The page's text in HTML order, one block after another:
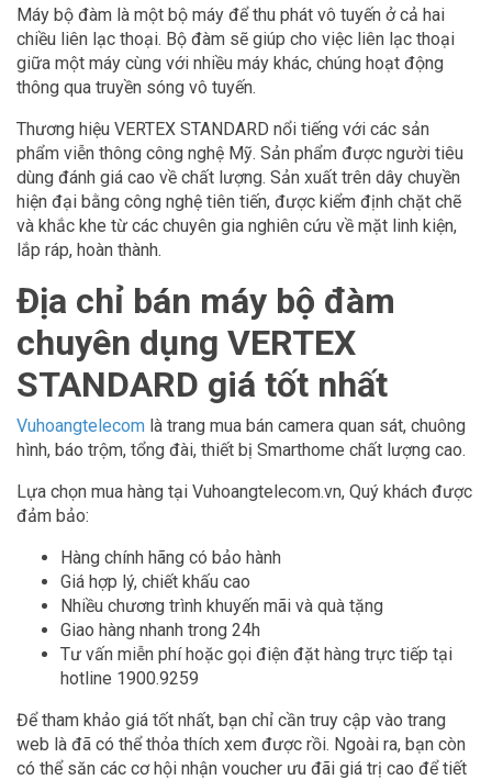
Máy bộ đàm là một bộ máy để thu phát vô tuyến ở cả hai
chiều liên lạc thoại. Bộ đàm sẽ giúp cho việc liên lạc thoại
giữa một máy cùng với nhiều máy khác, chúng hoạt động
thông qua truyền sóng vô tuyến.
Thương hiệu VERTEX STANDARD nổi tiếng với các sản
phẩm viễn thông công nghệ Mỹ. Sản phẩm được người tiêu
dùng đánh giá cao về chất lượng. Sản xuất trên dây chuyền
hiện đại bằng công nghệ tiên tiến, được kiểm định chặt chẽ
và khắc khe từ các chuyên gia nghiên cứu về mặt linh kiện,
lắp ráp, hoàn thành.
Địa chỉ bán máy bộ đàm
chuyên dụng VERTEX
STANDARD giá tốt nhất
Vuhoangtelecom là trang mua bán camera quan sát, chuông
hình, báo trộm, tổng đài, thiết bị Smarthome chất lượng cao.
Lựa chọn mua hàng tại Vuhoangtelecom.vn, Quý khách được
đảm bảo:
Hàng chính hãng có bảo hành
Giá hợp lý, chiết khấu cao
Nhiều chương trình khuyến mãi và quà tặng
Giao hàng nhanh trong 24h
Tư vấn miễn phí hoặc gọi điện đặt hàng trực tiếp tại
hotline 1900.9259
Để tham khảo giá tốt nhất, bạn chỉ cần truy cập vào trang
web là đã có thể thỏa thích xem được rồi. Ngoài ra, bạn còn
có thể săn các cơ hội nhận voucher ưu đãi giá trị cao để tiết